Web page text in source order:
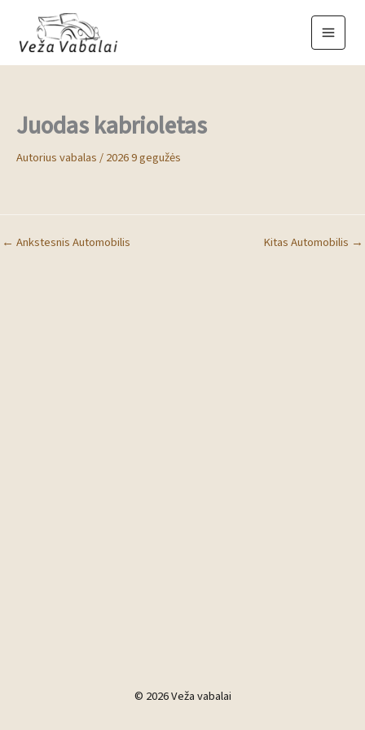
turinio
Juodas kabrioletas
Autoriusvabalas/2026 9 gegužės
← Ankstesnis Automobilis Kitas Automobilis →
© 2026 Veža vabalai